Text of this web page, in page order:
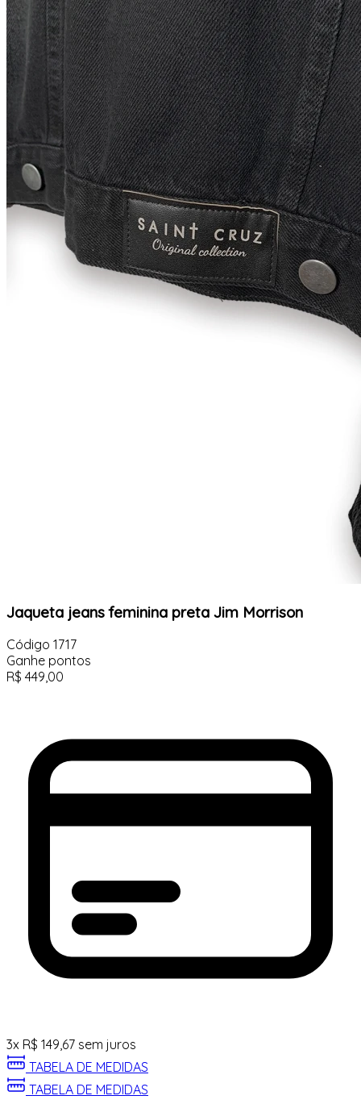
Jaqueta jeans feminina preta Jim Morrison
Código 1717
Ganhe pontos
R$ 449,00
3x R$ 149,67 sem juros
TABELA DE MEDIDAS
TABELA DE MEDIDAS